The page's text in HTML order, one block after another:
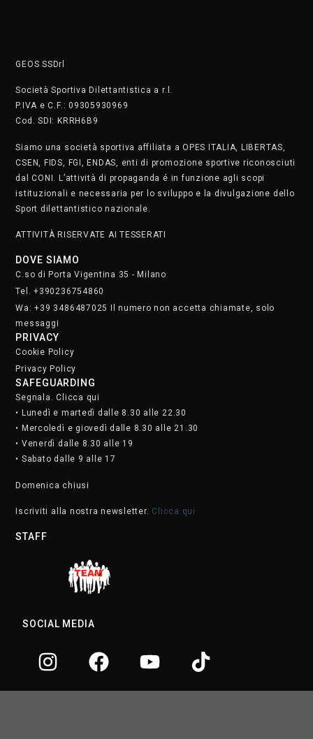
GEOS SSDrl
Società Sportiva Dilettantistica a r.l.
P.IVA e C.F.: 09305930969
Cod. SDI: KRRH6B9
Siamo una società sportiva affiliata a OPES ITALIA, LIBERTAS,
CSEN, FIDS, FGI, ENDAS, enti di promozione sportive riconosciuti
dal CONI. L’attività di propaganda é in funzione agli scopi
istituzionali e necessaria per lo sviluppo e la divulgazione dello
Sport dilettantistico nazionale.
ATTIVITÀ RISERVATE AI TESSERATI
DOVE SIAMO
C.so di Porta Vigentina 35 - Milano
Tel. +390236754860
Wa: +39 3486487025 Il numero non accetta chiamate, solo
messaggi
PRIVACY
Cookie Policy
Privacy Policy
SAFEGUARDING
Segnala. Clicca qui
• Lunedì e martedì dalle 8.30 alle 22.30
• Mercoledì e giovedì dalle 8.30 alle 21.30
• Venerdì dalle 8.30 alle 19
• Sabato dalle 9 alle 17
Domenica chiusi
Iscriviti alla nostra newsletter. Clicca qui
STAFF
SOCIAL MEDIA